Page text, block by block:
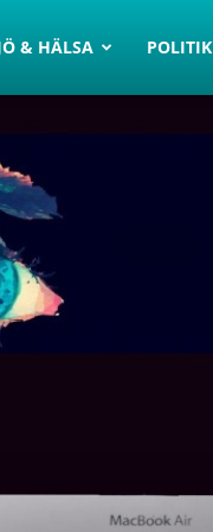
& HÄLSA POLITIK